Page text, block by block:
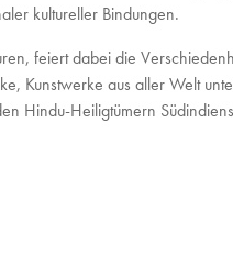
kultureller Bindungen.
feiert dabei die
Kunstwerke aus aller Welt
Hindu-Heiligtümern